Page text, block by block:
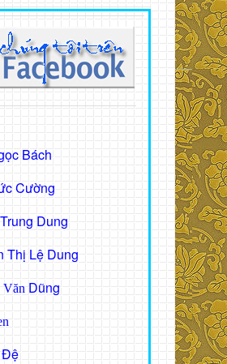
Bách
Cường
Dung
Thị Lệ Dung
Văn Dũng
Đệ